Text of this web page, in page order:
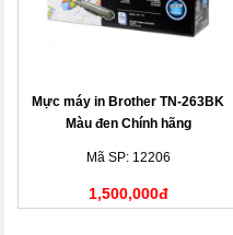
Mực máy in Brother TN-263BK
Màu đen Chính hãng
Mã SP: 12206
1,500,000đ